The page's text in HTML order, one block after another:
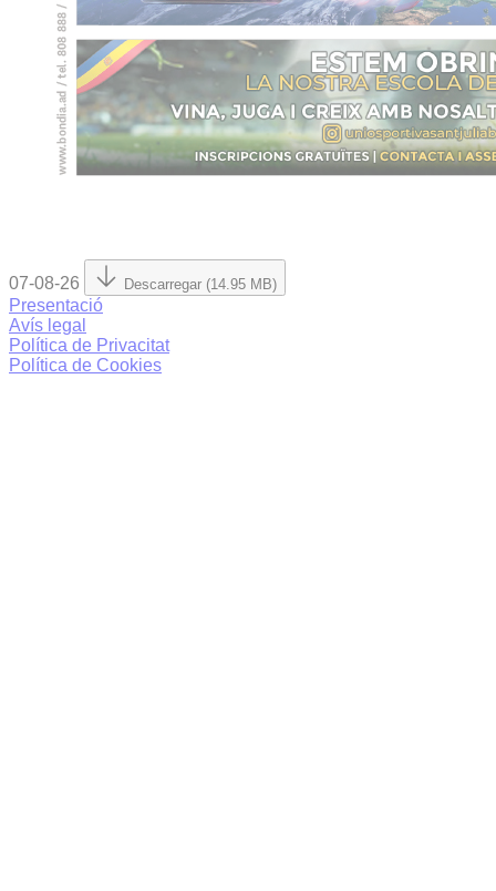
07-08-26 Descarregar (14.95 MB)
Presentació
Avís legal
Política de Privacitat
Política de Cookies